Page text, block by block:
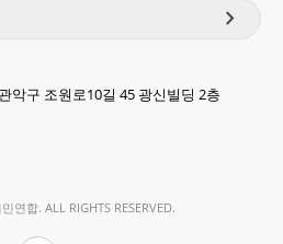
chevron_right
악구 조원로10길 45 광신빌딩 2층
연합. ALL RIGHTS RESERVED.